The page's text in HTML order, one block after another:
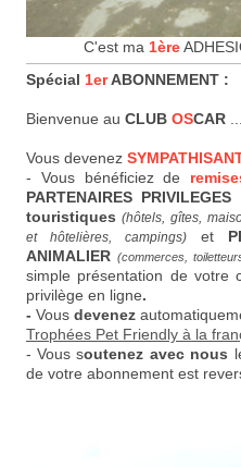
C'est ma 1ère
Spécial 1erABONNEMENT :
Bienvenue au CLUB OSCAR
Vous devenez
- Vous bénéficiez de
PARTENAIRES
touristiques (hôtels, gîtes,
et hôtelières, campings) et
ANIMALIER (commerces,
simple présentation de votre
privilège en ligne.
- Vous devenez
Trophées Pet Friendly à la
- Vous soutenez avec nous
de votre abonnement est